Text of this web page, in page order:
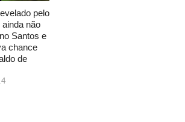
pelo
não
Santos e
chance
de